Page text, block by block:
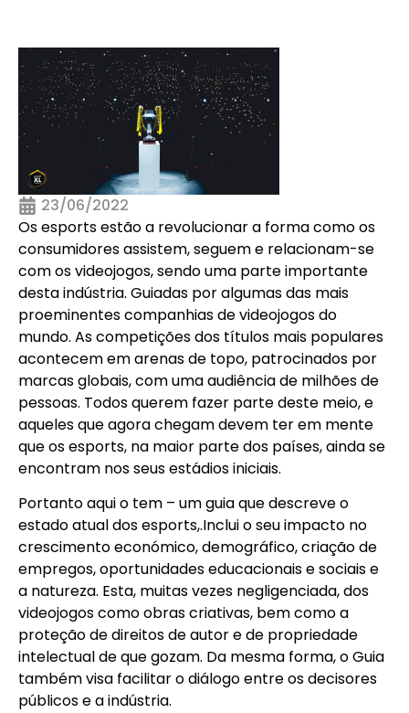
23/06/2022
Os esports estão a revolucionar a forma como os
consumidores assistem, seguem e relacionam-se
com os videojogos, sendo uma parte importante
desta indústria. Guiadas por algumas das mais
proeminentes companhias de videojogos do
mundo. As competições dos títulos mais populares
acontecem em arenas de topo, patrocinados por
marcas globais, com uma audiência de milhões de
pessoas. Todos querem fazer parte deste meio, e
aqueles que agora chegam devem ter em mente
que os esports, na maior parte dos países, ainda se
encontram nos seus estádios iniciais.
Portanto aqui o tem – um guia que descreve o
estado atual dos esports,.Inclui o seu impacto no
crescimento económico, demográfico, criação de
empregos, oportunidades educacionais e sociais e
a natureza. Esta, muitas vezes negligenciada, dos
videojogos como obras criativas, bem como a
proteção de direitos de autor e de propriedade
intelectual de que gozam. Da mesma forma, o Guia
também visa facilitar o diálogo entre os decisores
públicos e a indústria.